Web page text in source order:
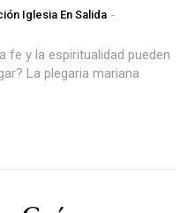
Iglesia En Salida -
fe y la espiritualidad pueden
La plegaria mariana